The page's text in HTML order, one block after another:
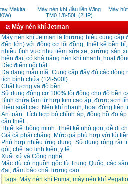
Makita
Máy nén khí đầu liền Wing
TM0.1/8-50L (2HP)
Máy
Máy nén khí Jetman
Máy nén khí Jetman là thương hiệu cung
đến lớn) với động cơ lõi đồng, thiết kế bền
nhiều lĩnh vực như tiệm sửa xe, xưởng sản
hiện đại, có khả năng nén khí nhanh, hoạt
Đặc điểm nổi bật:
Đa dạng mẫu mã: Cung cấp đầy đủ các
tích bình chứa (12l-500l).
Chất lượng và độ bền:
Sử dụng động cơ 100% lõi đồng cho độ bền
Bình chứa làm từ hợp kim cao áp, được sơn
Hiệu suất cao: Nén khí nhanh, hoạt động
An toàn: Tích hợp bộ chỉnh áp, đồng hồ đo
cần thiết.
Thiết kế thông minh: Thiết kế nhỏ gọn, dễ di
Giá cả phải chăng: Mức giá phù hợp với túi
Phù hợp nhiều ứng dụng: Sử dụng rộng rãi
gói, chế tạo linh kiện, y tế.
Xuất xứ và Công nghệ:
Mặc dù có nguồn gốc từ Trung Quốc, các
đại, đảm bảo chất lượng cao
Tags: Máy nén khí Puma, máy nén khí